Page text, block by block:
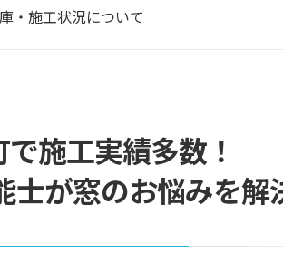
・施工状況について
施工実績多数！
士が窓のお悩みを解